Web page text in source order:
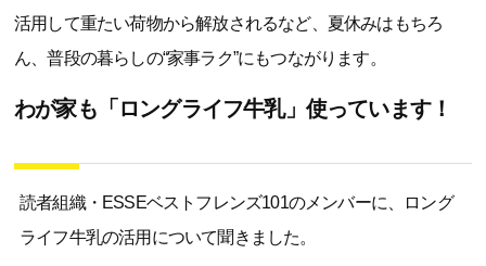
活用して重たい荷物から解放されるなど、夏休みはもちろ
ん、普段の暮らしの“家事ラク”にもつながります。
わが家も「ロングライフ牛乳」使っています！
読者組織・ESSEベストフレンズ101のメンバーに、ロング
ライフ牛乳の活用について聞きました。